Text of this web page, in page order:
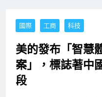
國際 工商 科技
美的發布「智慧
案」，標誌著中
段